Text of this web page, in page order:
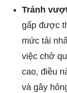
Tránh
gấp được
mức tải
việc chở
cao, điều
và gây